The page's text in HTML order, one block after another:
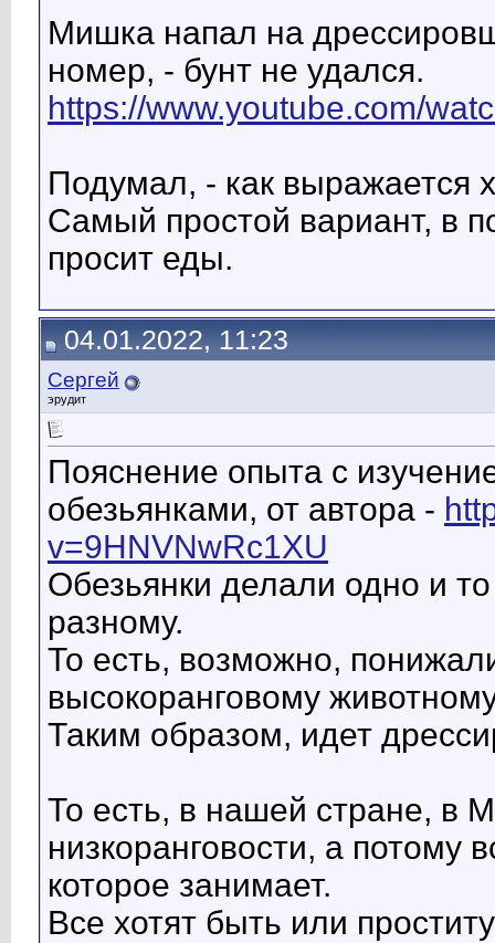
Мишка напал на
номер, - бунт не удался.
https://www.youtube.com/
Подумал, - как выражается
Самый простой вариант, в
просит еды.
04.01.2022, 11:23
Сергей
эрудит
Пояснение опыта с
обезьянками, от автора -
v=9HNVNwRc1XU
Обезьянки делали одно и
разному.
То есть, возможно,
высокоранговому
Таким образом, идет
То есть, в нашей стране, в
низкоранговости, а потому
которое занимает.
Все хотят быть или